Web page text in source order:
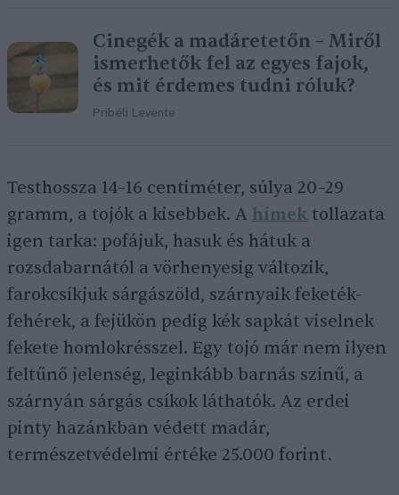
Cinegék a madáretetőn – Miről
ismerhetők fel az egyes fajok,
és mit érdemes tudni róluk?
Pribéli Levente
Testhossza 14–16 centiméter, súlya 20–29
gramm, a tojók a kisebbek. A hímek tollazata
igen tarka: pofájuk, hasuk és hátuk a
rozsdabarnától a vörhenyesig változik,
farokcsíkjuk sárgászöld, szárnyaik feketék-
fehérek, a fejükön pedig kék sapkát viselnek
fekete homlokrésszel. Egy tojó már nem ilyen
feltűnő jelenség, leginkább barnás színű, a
szárnyán sárgás csíkok láthatók. Az erdei
pinty hazánkban védett madár,
természetvédelmi értéke 25.000 forint.